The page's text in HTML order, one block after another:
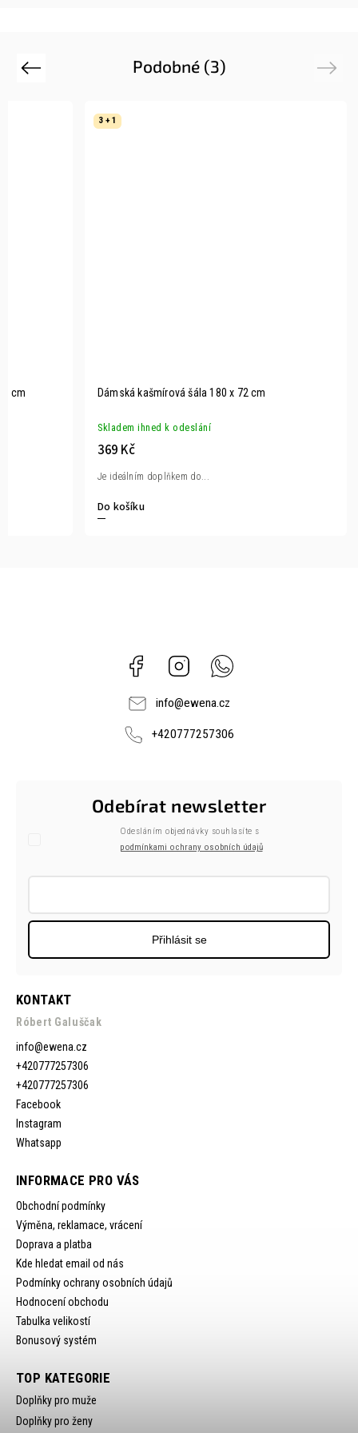
Podobné (3)
Previous
cm
3 + 1
Dámská kašmírová šála 180 x 72 cm
Skladem ihned k odeslání
369 Kč
Do košíku
Je ideálním doplňkem do...
Next
Facebook Instagram
info@ewena.cz
+420777257306
KONTAKT
Róbert Galuščak
info@ewena.cz
+420777257306
+420777257306
Facebook
Instagram
Whatsapp
INFORMACE PRO VÁS
Obchodní podmínky
Výměna, reklamace, vrácení
Doprava a platba
Kde hledat email od nás
Podmínky ochrany osobních údajů
Hodnocení obchodu
Tabulka velikostí
Bonusový systém
Odebírat newsletter
Odesláním objednávky souhlasíte s
podmínkami ochrany osobních údajů
Přihlásit se
TOP KATEGORIE
Doplňky pro muže
Doplňky pro ženy